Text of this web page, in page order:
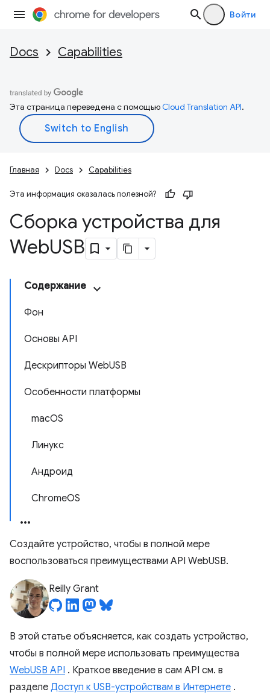
Войти
Docs Capabilities
Эта страница переведена с помощьюCloud Translation API.
Главная Docs Capabilities
Эта информация оказалась полезной?
Сборка устройства для
WebUSB
Содержание
Фон
Основы API
Дескрипторы WebUSB
Особенности платформы
macOS
Линукс
Андроид
ChromeOS
Создайте устройство, чтобы в полной мере
воспользоваться преимуществами API WebUSB.
Reilly Grant
В этой статье объясняется, как создать устройство,
чтобы в полной мере использовать преимущества
WebUSB API . Краткое введение в сам API см. в
разделе Доступ к USB-устройствам в Интернете .